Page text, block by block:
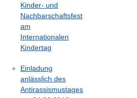
Kinder- und
Nachbarschaftsfest
am
Internationalen
Kindertag
Einladung
anlässlich des
Antirassismustages